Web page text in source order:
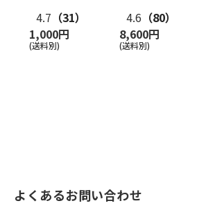
4.7 （31）
1,000円
(送料別)
4.6 （80）
8,600円
(送料別)
よくあるお問い合わせ